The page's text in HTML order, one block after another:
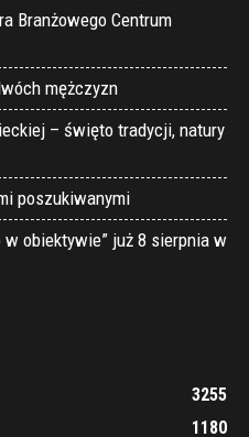
Branżowego Centrum
mężczyzn
– święto tradycji, natury
poszukiwanymi
obiektywie” już 8 sierpnia w
3255
1180